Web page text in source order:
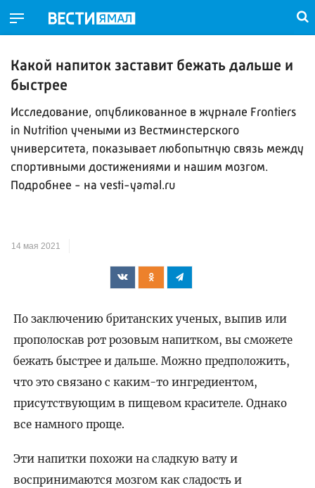
Какой напиток заставит бежать дальше и
быстрее
Исследование, опубликованное в журнале Frontiers
in Nutrition учеными из Вестминстерского
университета, показывает любопытную связь между
спортивными достижениями и нашим мозгом.
Подробнее - на vesti-yamal.ru
14 мая 2021
По заключению британских ученых, выпив или
прополоскав рот розовым напитком, вы сможете
бежать быстрее и дальше. Можно предположить,
что это связано с каким-то ингредиентом,
присутствующим в пищевом красителе. Однако
все намного проще.
Эти напитки похожи на сладкую вату и
воспринимаются мозгом как сладость и